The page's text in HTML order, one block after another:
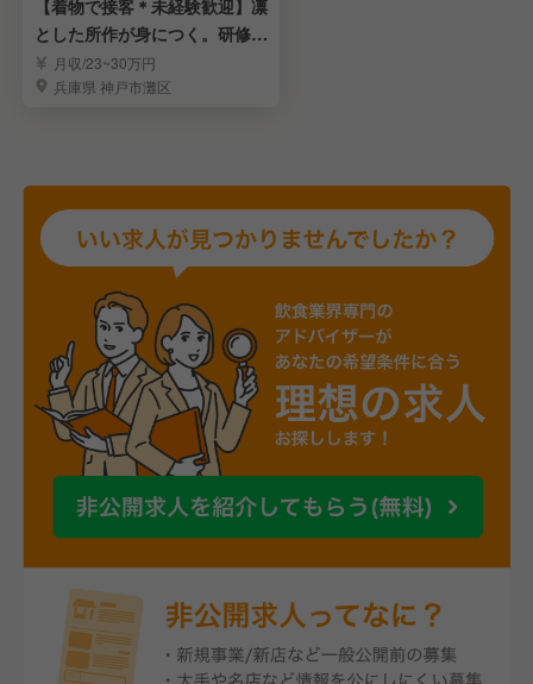
【着物で接客＊未経験歓迎】凛
とした所作が身につく。研修充
実で正社員へ
月収/23~30万円
兵庫県 神戸市灘区